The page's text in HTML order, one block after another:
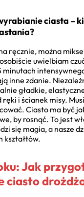
ciasta –
ręcznie, można
uwielbiam
minutach
inne zdanie.
gładkie,
i ścianek misy.
Ciasto ma być
by rosnąć. To jest
się magia, a nasze
kształtów.
Jak
ciasto